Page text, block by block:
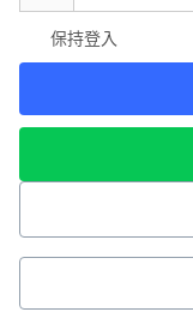
保持登入